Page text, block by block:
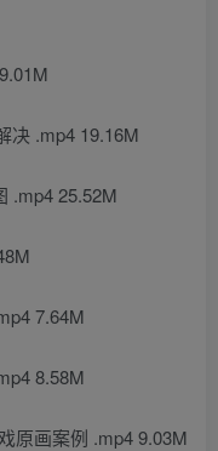
决 .mp4 19.16M
.mp4 25.52M
7.64M
8.58M
原画案例 .mp4 9.03M